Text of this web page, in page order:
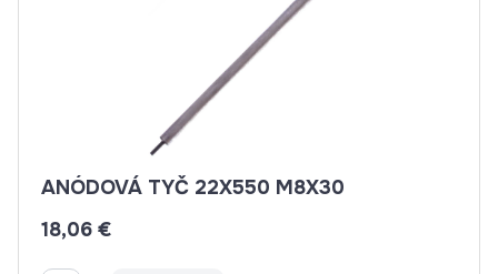
ANÓDOVÁ TYČ 22X550 M8X30
18,06 €